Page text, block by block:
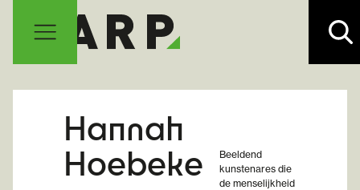
Hannah
Hoebeke
Beeldend
kunstenares die
de menselijkheid